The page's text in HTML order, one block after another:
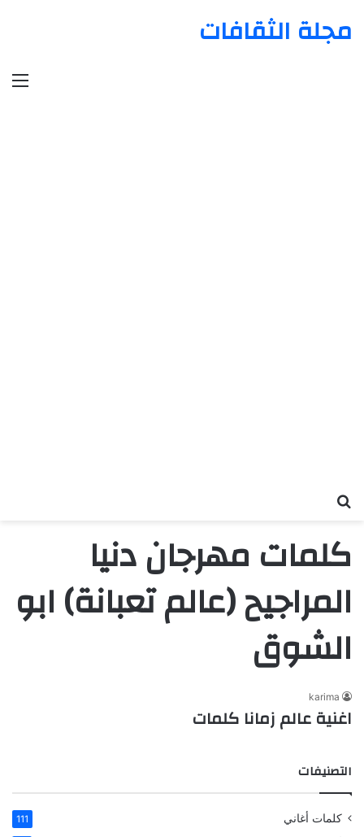
مجلة الثقافات
كلمات مهرجان دنيا
المراجيح (عالم تعبانة) ابو
الشوق
karima
اغنية عالم زمانا كلمات
التصنيفات
كلمات أغاني 111